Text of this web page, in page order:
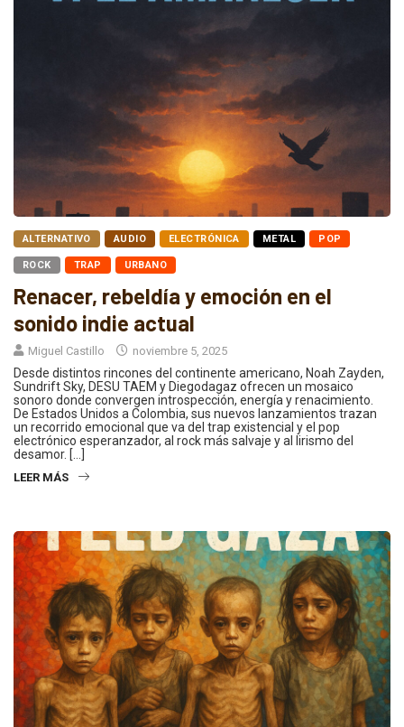
ALTERNATIVO AUDIO ELECTRÓNICA METAL POP
ROCK TRAP URBANO
Renacer, rebeldía y emoción en el
sonido indie actual
Miguel Castillo noviembre 5, 2025
Desde distintos rincones del continente americano, Noah Zayden,
Sundrift Sky, DESU TAEM y Diegodagaz ofrecen un mosaico
sonoro donde convergen introspección, energía y renacimiento.
De Estados Unidos a Colombia, sus nuevos lanzamientos trazan
un recorrido emocional que va del trap existencial y el pop
electrónico esperanzador, al rock más salvaje y al lirismo del
desamor. […]
LEER MÁS